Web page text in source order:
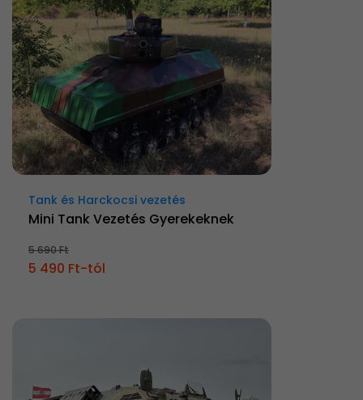
Tank és Harckocsi vezetés
Mini Tank Vezetés Gyerekeknek
5 690 Ft
5 490 Ft-tól